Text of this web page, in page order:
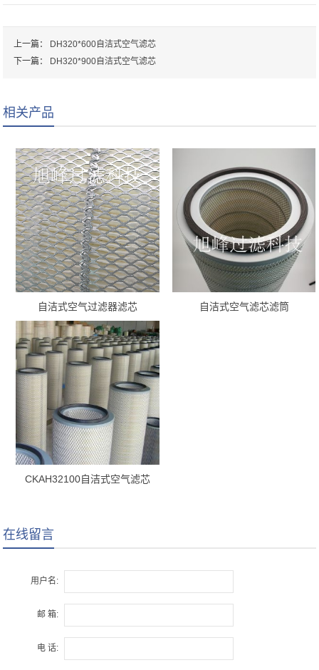
上一篇：
DH320*600自洁式空气滤芯
下一篇：
DH320*900自洁式空气滤芯
相关产品
自洁式空气过滤器滤芯 自洁式空气滤芯滤筒
CKAH32100自洁式空气滤芯
在线留言
用户名:
邮 箱:
电 话: